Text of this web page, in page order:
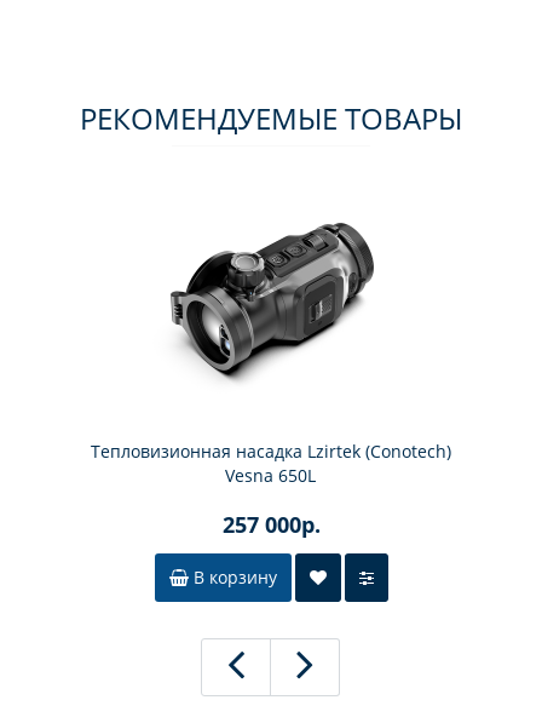
РЕКОМЕНДУЕМЫЕ ТОВАРЫ
Тепловизионная насадка Lzirtek (Conotech)
Vesna 650L
257 000р.
В корзину